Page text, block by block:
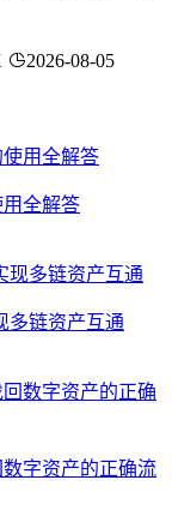
2026-08-05
用全解答
多链资产互通
字资产的正确流